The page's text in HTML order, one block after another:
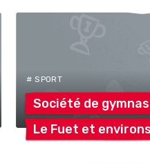
# SPORT
Société de
Le Fuet et environs